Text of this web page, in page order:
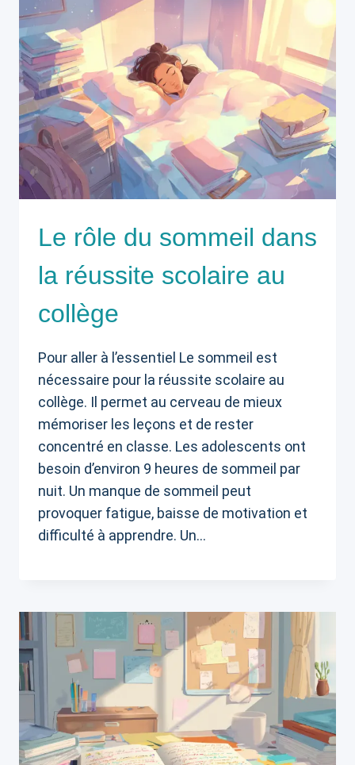
Le rôle du sommeil dans
la réussite scolaire au
collège
Pour aller à l’essentiel Le sommeil est
nécessaire pour la réussite scolaire au
collège. Il permet au cerveau de mieux
mémoriser les leçons et de rester
concentré en classe. Les adolescents ont
besoin d’environ 9 heures de sommeil par
nuit. Un manque de sommeil peut
provoquer fatigue, baisse de motivation et
difficulté à apprendre. Un…